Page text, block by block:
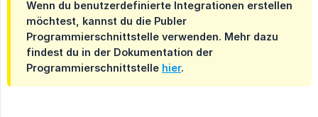
Wenn du benutzerdefinierte Integrationen erstellen
möchtest, kannst du die Publer
Programmierschnittstelle verwenden. Mehr dazu
findest du in der Dokumentation der
Programmierschnittstelle hier.